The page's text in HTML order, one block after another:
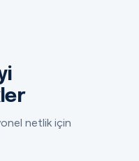
netlik için